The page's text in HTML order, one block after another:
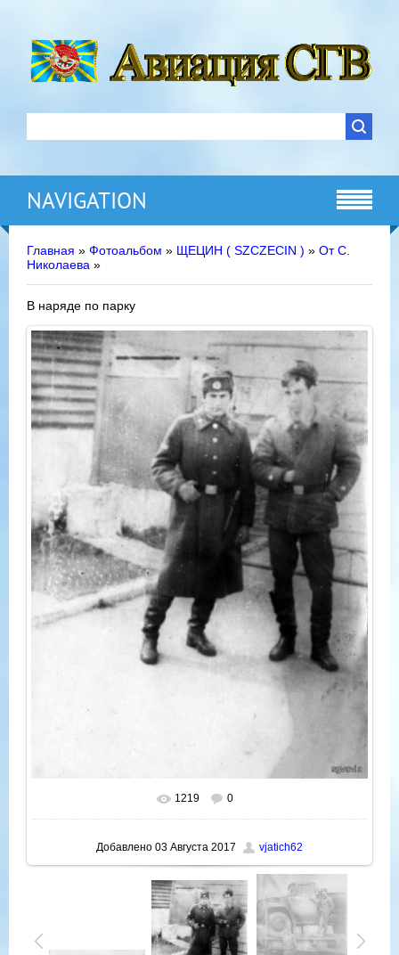
NAVIGATION
Главная » Фотоальбом » ЩЕЦИН ( SZCZECIN ) » От С.
Николаева »
В наряде по парку
В реальном размере 676x900
1219 0
Добавлено 03 Августа 2017 vjatich62